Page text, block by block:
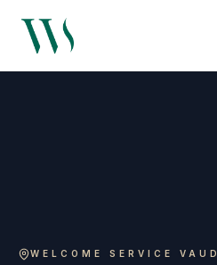
WELCOME SERVICE VAUD